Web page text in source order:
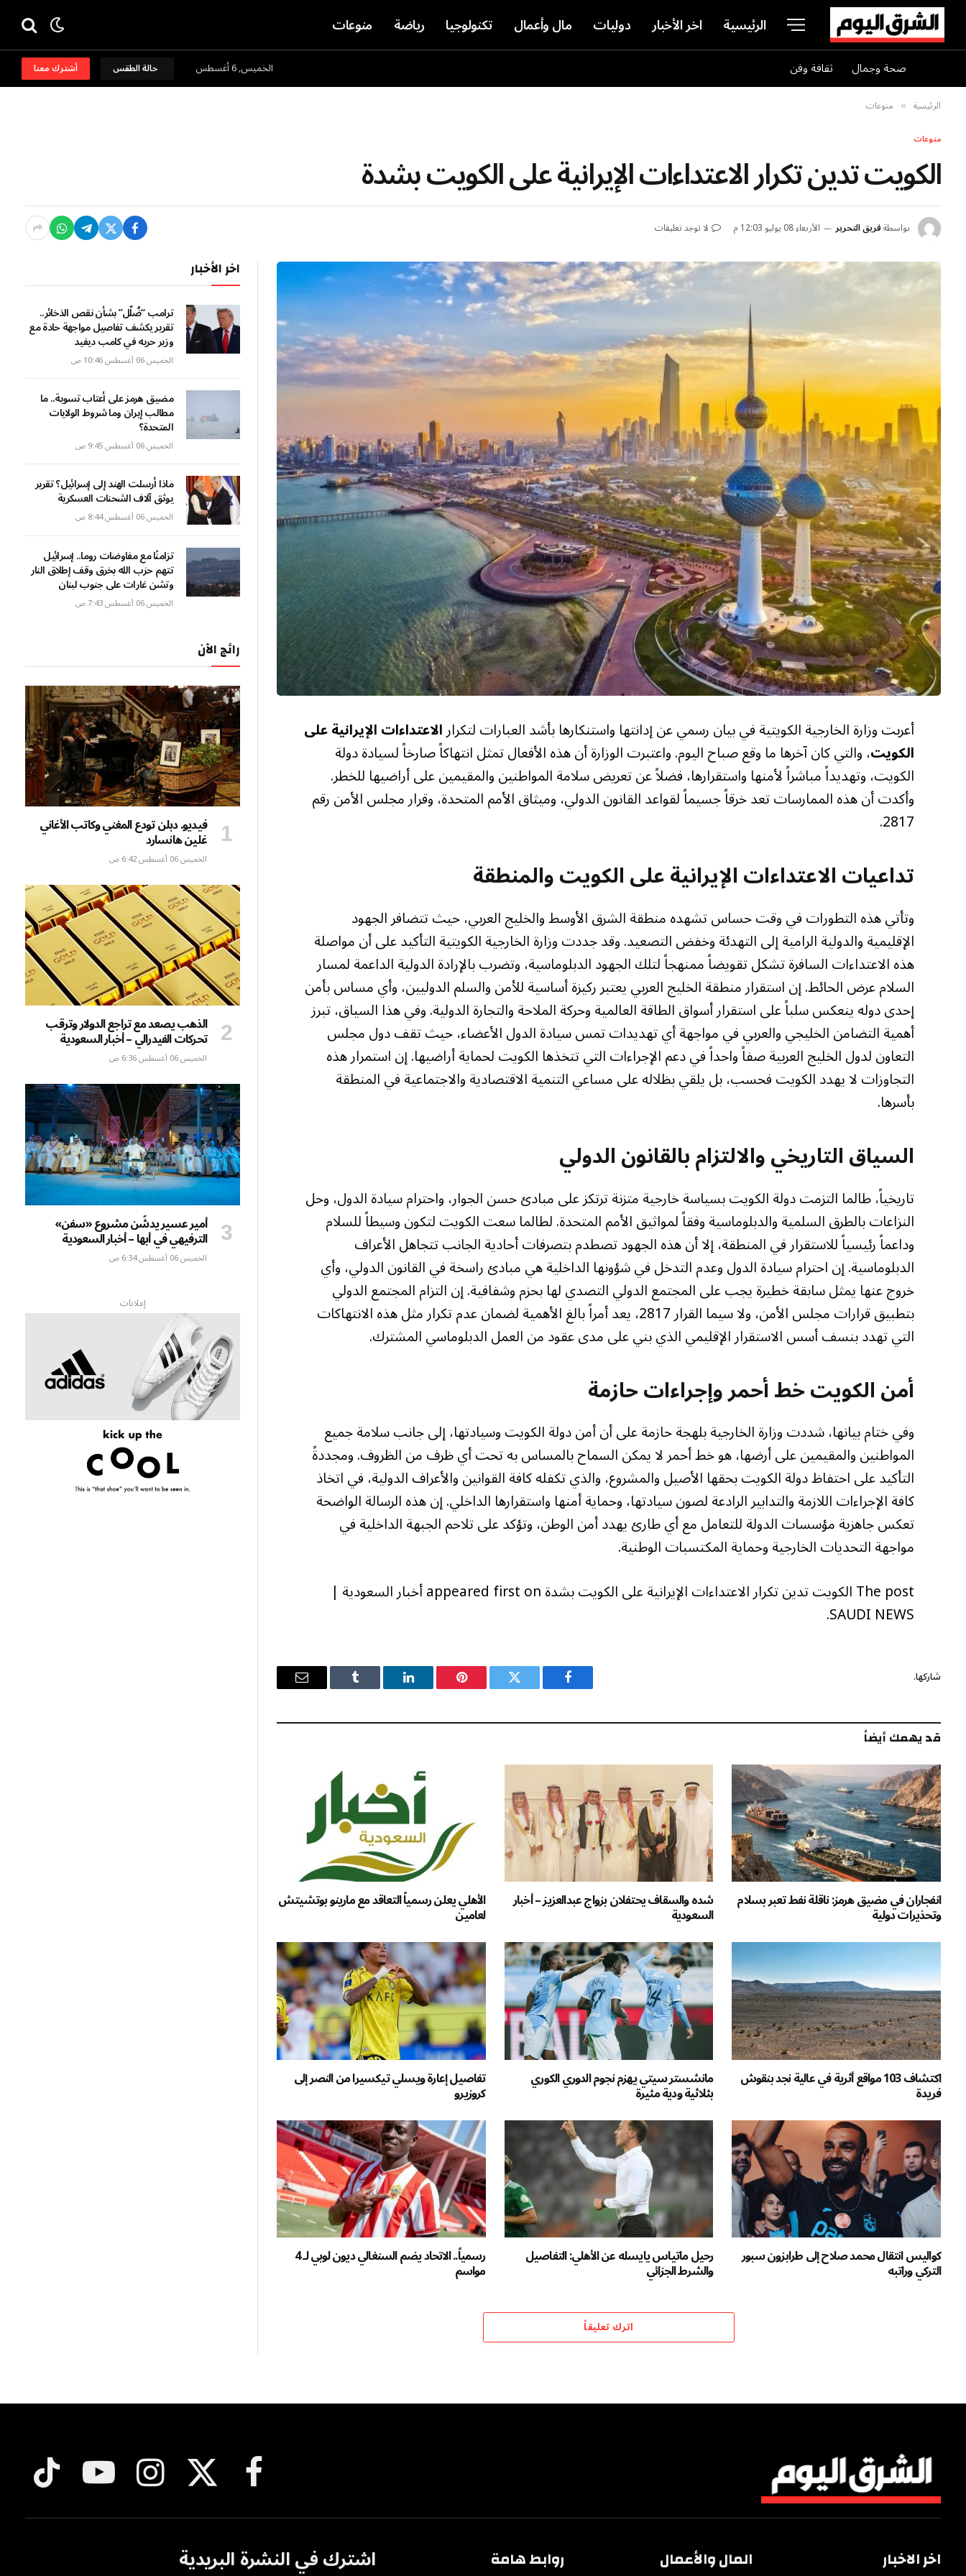
الرئيسية اخر الأخبار دوليات مال وأعمال تكنولوجيا رياضة منوعات
صحة وجمال ثقافة وفن الخميس, 6 أغسطس حالة الطقس أشترك معنا
الرئيسية » منوعات
منوعات
الكويت تدين تكرار الاعتداءات الإيرانية على الكويت بشدة
بواسطةفريق التحرير الأربعاء 08 يوليو 12:03 م لا توجد تعليقات
أعربت وزارة الخارجية الكويتية في بيان رسمي عن إدانتها واستنكارها بأشد العبارات لتكرارالاعتداءات الإيرانية على
الكويت، والتي كان آخرها ما وقع صباح اليوم. واعتبرت الوزارة أن هذه الأفعال تمثل انتهاكاً صارخاً لسيادة دولة
الكويت، وتهديداً مباشراً لأمنها واستقرارها، فضلاً عن تعريض سلامة المواطنين والمقيمين على أراضيها للخطر.
وأكدت أن هذه الممارسات تعد خرقاً جسيماً لقواعد القانون الدولي، وميثاق الأمم المتحدة، وقرار مجلس الأمن رقم
2817.
تداعيات الاعتداءات الإيرانية على الكويت والمنطقة
وتأتي هذه التطورات في وقت حساس تشهده منطقة الشرق الأوسط والخليج العربي، حيث تتضافر الجهود
الإقليمية والدولية الرامية إلى التهدئة وخفض التصعيد. وقد جددت وزارة الخارجية الكويتية التأكيد على أن مواصلة
هذه الاعتداءات السافرة تشكل تقويضاً ممنهجاً لتلك الجهود الدبلوماسية، وتضرب بالإرادة الدولية الداعمة لمسار
السلام عرض الحائط. إن استقرار منطقة الخليج العربي يعتبر ركيزة أساسية للأمن والسلم الدوليين، وأي مساس بأمن
إحدى دوله ينعكس سلباً على استقرار أسواق الطاقة العالمية وحركة الملاحة والتجارة الدولية. وفي هذا السياق، تبرز
أهمية التضامن الخليجي والعربي في مواجهة أي تهديدات تمس سيادة الدول الأعضاء، حيث تقف دول مجلس
التعاون لدول الخليج العربية صفاً واحداً في دعم الإجراءات التي تتخذها الكويت لحماية أراضيها. إن استمرار هذه
التجاوزات لا يهدد الكويت فحسب، بل يلقي بظلاله على مساعي التنمية الاقتصادية والاجتماعية في المنطقة
بأسرها.
السياق التاريخي والالتزام بالقانون الدولي
تاريخياً، طالما التزمت دولة الكويت بسياسة خارجية متزنة ترتكز على مبادئ حسن الجوار، واحترام سيادة الدول، وحل
النزاعات بالطرق السلمية والدبلوماسية وفقاً لمواثيق الأمم المتحدة. لطالما سعت الكويت لتكون وسيطاً للسلام
وداعماً رئيسياً للاستقرار في المنطقة، إلا أن هذه الجهود تصطدم بتصرفات أحادية الجانب تتجاهل الأعراف
الدبلوماسية. إن احترام سيادة الدول وعدم التدخل في شؤونها الداخلية هي مبادئ راسخة في القانون الدولي، وأي
خروج عنها يمثل سابقة خطيرة يجب على المجتمع الدولي التصدي لها بحزم وشفافية. إن التزام المجتمع الدولي
بتطبيق قرارات مجلس الأمن، ولا سيما القرار 2817، يعد أمراً بالغ الأهمية لضمان عدم تكرار مثل هذه الانتهاكات
التي تهدد بنسف أسس الاستقرار الإقليمي الذي بني على مدى عقود من العمل الدبلوماسي المشترك.
أمن الكويت خط أحمر وإجراءات حازمة
وفي ختام بيانها، شددت وزارة الخارجية بلهجة حازمة على أن أمن دولة الكويت وسيادتها، إلى جانب سلامة جميع
المواطنين والمقيمين على أرضها، هو خط أحمر لا يمكن السماح بالمساس به تحت أي ظرف من الظروف. ومجددةً
التأكيد على احتفاظ دولة الكويت بحقها الأصيل والمشروع، والذي تكفله كافة القوانين والأعراف الدولية، في اتخاذ
كافة الإجراءات اللازمة والتدابير الرادعة لصون سيادتها، وحماية أمنها واستقرارها الداخلي. إن هذه الرسالة الواضحة
تعكس جاهزية مؤسسات الدولة للتعامل مع أي طارئ يهدد أمن الوطن، وتؤكد على تلاحم الجبهة الداخلية في
مواجهة التحديات الخارجية وحماية المكتسبات الوطنية.
The post الكويت تدين تكرار الاعتداءات الإيرانية على الكويت بشدة appeared first on أخبار السعودية |
SAUDI NEWS.
شاركها.
فيسبوك تويتر بينتيريستلينكدإن Tumblr
البريد
قد يهمك أيضاً
انفجاران في مضيق هرمز: ناقلة نفط تعبر بسلام
وتحذيرات دولية
شده والسقاف يحتفلان بزواج عبدالعزيز – أخبار
السعودية
الأهلي يعلن رسمياً التعاقد مع مارينو بوتشيتش
لعامين
اكتشاف 103 مواقع أثرية في عالية نجد بنقوش
فريدة
مانشستر سيتي يهزم نجوم الدوري الكوري
بثلاثية ودية مثيرة
تفاصيل إعارة ويسلي تيكسيرا من النصر إلى
كروزيرو
كواليس انتقال محمد صلاح إلى طرابزون سبور
التركي وراتبه
رحيل ماتياس يايسله عن الأهلي: التفاصيل
والشرط الجزائي
رسمياً.. الاتحاد يضم السنغالي ديون لوبي لـ 4
مواسم
اترك تعليقاً
اخر الأخبار
ترامب “ضُلّل” بشأن نقص الذخائر..
تقرير يكشف تفاصيل مواجهة حادة مع
وزير حربه في كامب ديفيد
الخميس 06 أغسطس 10:46 ص
مضيق هرمز على أعتاب تسوية.. ما
مطالب إيران وما شروط الولايات
المتحدة؟
الخميس 06 أغسطس 9:45 ص
ماذا أرسلت الهند إلى إسرائيل؟ تقرير
يوثق آلاف الشحنات العسكرية
الخميس 06 أغسطس 8:44 ص
تزامنًا مع مفاوضات روما.. إسرائيل
تتهم حزب الله بخرق وقف إطلاق النار
وتشن غارات على جنوب لبنان
الخميس 06 أغسطس 7:43 ص
رائج الآن
فيديو. دبلن تودع المغني وكاتب الأغاني
غلين هانسارد
الخميس 06 أغسطس 6:42 ص
الذهب يصعد مع تراجع الدولار وترقب
تحركات الفيدرالي – أخبار السعودية
الخميس 06 أغسطس 6:36 ص
أمير عسير يدشّن مشروع «سفن»
الترفيهي في أبها – أخبار السعودية
الخميس 06 أغسطس 6:34 ص
إعلانات
فيسبوك X الانستغرام يوتيوب تيكتوك
اخر الاخبار المال والأعمال روابط هامة اشترك في النشرة البريدية